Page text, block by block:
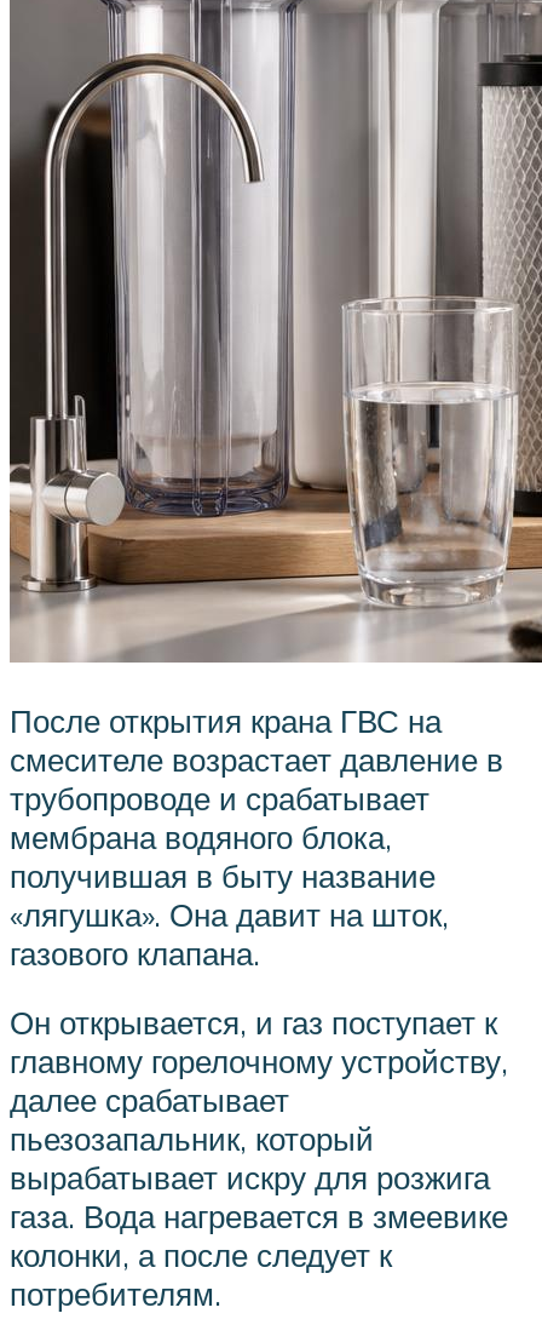
После открытия крана ГВС на
смесителе возрастает давление в
трубопроводе и срабатывает
мембрана водяного блока,
получившая в быту название
«лягушка». Она давит на шток,
газового клапана.
Он открывается, и газ поступает к
главному горелочному устройству,
далее срабатывает
пьезозапальник, который
вырабатывает искру для розжига
газа. Вода нагревается в змеевике
колонки, а после следует к
потребителям.